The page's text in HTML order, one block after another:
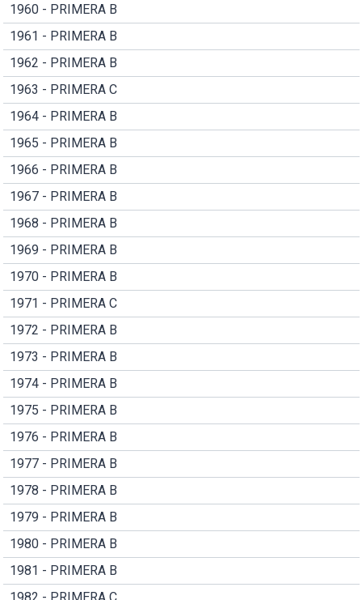
1960 - PRIMERA B
1961 - PRIMERA B
1962 - PRIMERA B
1963 - PRIMERA C
1964 - PRIMERA B
1965 - PRIMERA B
1966 - PRIMERA B
1967 - PRIMERA B
1968 - PRIMERA B
1969 - PRIMERA B
1970 - PRIMERA B
1971 - PRIMERA C
1972 - PRIMERA B
1973 - PRIMERA B
1974 - PRIMERA B
1975 - PRIMERA B
1976 - PRIMERA B
1977 - PRIMERA B
1978 - PRIMERA B
1979 - PRIMERA B
1980 - PRIMERA B
1981 - PRIMERA B
1982 - PRIMERA C